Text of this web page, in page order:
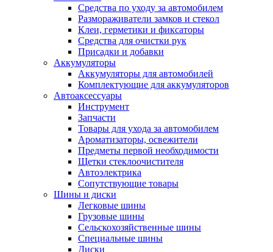
Средства по уходу за автомобилем
Размораживатели замков и стекол
Клеи, герметики и фиксаторы
Средства для очистки рук
Присадки и добавки
Аккумуляторы
Аккумуляторы для автомобилей
Комплектующие для аккумуляторов
Автоаксессуары
Инструмент
Запчасти
Товары для ухода за автомобилем
Ароматизаторы, освежители
Предметы первой необходимости
Щетки стеклоочистителя
Автоэлектрика
Сопутствующие товары
Шины и диски
Легковые шины
Грузовые шины
Сельскохозяйственные шины
Специальные шины
Диски